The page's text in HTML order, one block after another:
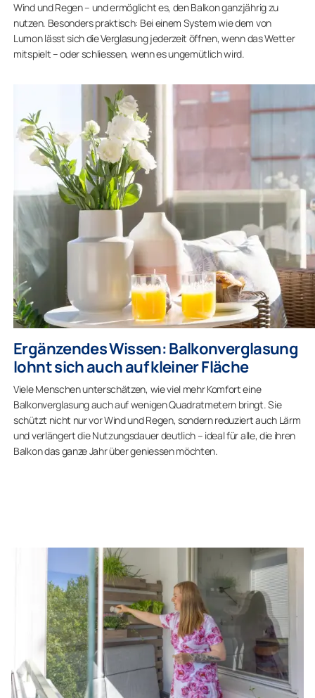
Wind und Regen – und ermöglicht es, den Balkon ganzjährig zu
nutzen. Besonders praktisch: Bei einem System wie dem von
Lumon lässt sich die Verglasung jederzeit öffnen, wenn das Wetter
mitspielt – oder schliessen, wenn es ungemütlich wird.
Ergänzendes Wissen: Balkonverglasung
lohnt sich auch auf kleiner Fläche
Viele Menschen unterschätzen, wie viel mehr Komfort eine
Balkonverglasung auch auf wenigen Quadratmetern bringt. Sie
schützt nicht nur vor Wind und Regen, sondern reduziert auch Lärm
und verlängert die Nutzungsdauer deutlich – ideal für alle, die ihren
Balkon das ganze Jahr über geniessen möchten.